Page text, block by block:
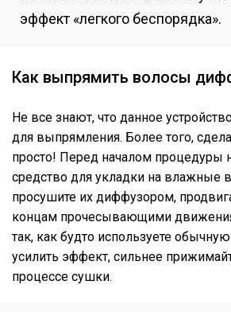
эффект «легкого беспорядка».
Как выпрямить волосы
Не все знают, что данное
для выпрямления. Более того,
просто! Перед началом процедуры
средство для укладки на влажные
просушите их диффузором,
концам прочесывающими
так, как будто используете
усилить эффект, сильнее
процессе сушки.